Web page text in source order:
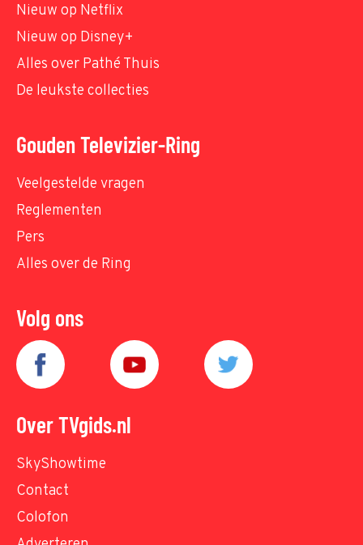
Nieuw op Netflix
Nieuw op Disney+
Alles over Pathé Thuis
De leukste collecties
Gouden Televizier-Ring
Veelgestelde vragen
Reglementen
Pers
Alles over de Ring
Volg ons
Over TVgids.nl
SkyShowtime
Contact
Colofon